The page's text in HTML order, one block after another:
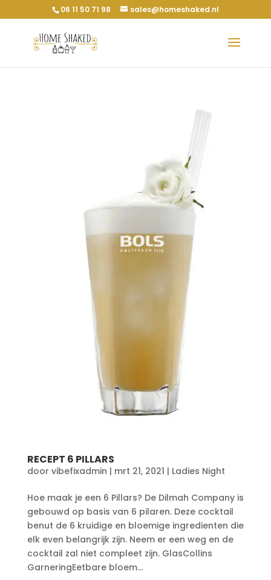
06 11 50 71 98 sales@homeshaked.nl
RECEPT 6 PILLARS
door vibefixadmin | mrt 21, 2021 | Ladies Night
Hoe maak je een 6 Pillars? De Dilmah Company is
gebouwd op basis van 6 pilaren. Deze cocktail
benut de 6 kruidige en bloemige ingredienten die
elk even belangrijk zijn. Neem er een weg en de
cocktail zal niet compleet zijn. GlasCollins
GarneringEetbare bloem...